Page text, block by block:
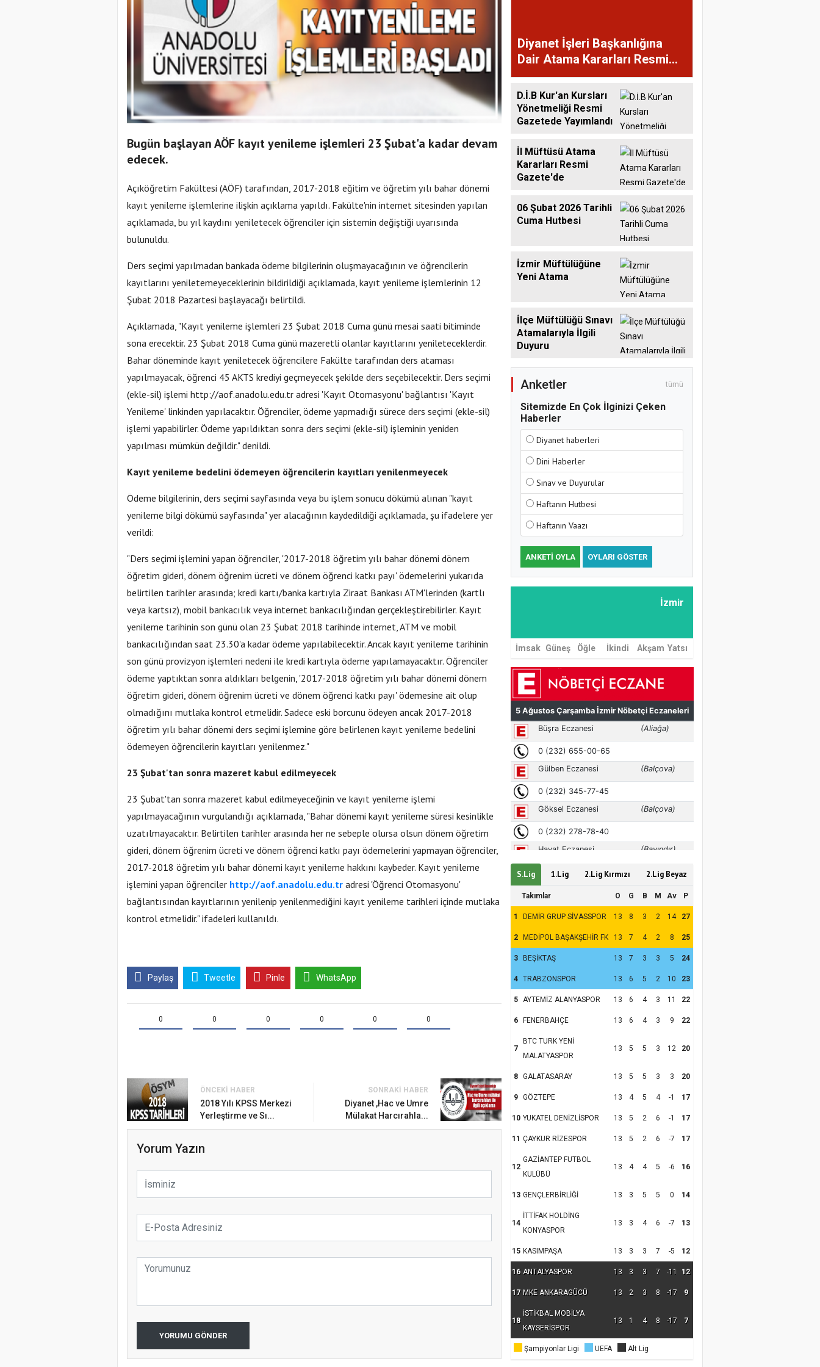
Bugün başlayan AÖF kayıt yenileme işlemleri 23 Şubat'a kadar devam
edecek.
Açıköğretim Fakültesi (AÖF) tarafından, 2017-2018 eğitim ve öğretim yılı bahar dönemi
kayıt yenileme işlemlerine ilişkin açıklama yapıldı. Fakülte'nin internet sitesinden yapılan
açıklamada, bu yıl kaydını yeniletecek öğrenciler için sistemin değiştiği uyarısında
bulunuldu.
Ders seçimi yapılmadan bankada ödeme bilgilerinin oluşmayacağının ve öğrencilerin
kayıtlarını yeniletemeyeceklerinin bildirildiği açıklamada, kayıt yenileme işlemlerinin 12
Şubat 2018 Pazartesi başlayacağı belirtildi.
Açıklamada, "Kayıt yenileme işlemleri 23 Şubat 2018 Cuma günü mesai saati bitiminde
sona erecektir. 23 Şubat 2018 Cuma günü mazeretli olanlar kayıtlarını yenileteceklerdir.
Bahar döneminde kayıt yeniletecek öğrencilere Fakülte tarafından ders ataması
yapılmayacak, öğrenci 45 AKTS krediyi geçmeyecek şekilde ders seçebilecektir. Ders seçimi
(ekle-sil) işlemi http://aof.anadolu.edu.tr adresi 'Kayıt Otomasyonu' bağlantısı 'Kayıt
Yenileme' linkinden yapılacaktır. Öğrenciler, ödeme yapmadığı sürece ders seçimi (ekle-sil)
işlemi yapabilirler. Ödeme yapıldıktan sonra ders seçimi (ekle-sil) işleminin yeniden
yapılması mümkün değildir." denildi.
Kayıt yenileme bedelini ödemeyen öğrencilerin kayıtları yenilenmeyecek
Ödeme bilgilerinin, ders seçimi sayfasında veya bu işlem sonucu dökümü alınan "kayıt
yenileme bilgi dökümü sayfasında" yer alacağının kaydedildiği açıklamada, şu ifadelere yer
verildi:
"Ders seçimi işlemini yapan öğrenciler, '2017-2018 öğretim yılı bahar dönemi dönem
öğretim gideri, dönem öğrenim ücreti ve dönem öğrenci katkı payı' ödemelerini yukarıda
belirtilen tarihler arasında; kredi kartı/banka kartıyla Ziraat Bankası ATM'lerinden (kartlı
veya kartsız), mobil bankacılık veya internet bankacılığından gerçekleştirebilirler. Kayıt
yenileme tarihinin son günü olan 23 Şubat 2018 tarihinde internet, ATM ve mobil
bankacılığından saat 23.30'a kadar ödeme yapılabilecektir. Ancak kayıt yenileme tarihinin
son günü provizyon işlemleri nedeni ile kredi kartıyla ödeme yapılamayacaktır. Öğrenciler
ödeme yaptıktan sonra aldıkları belgenin, '2017-2018 öğretim yılı bahar dönemi dönem
öğretim gideri, dönem öğrenim ücreti ve dönem öğrenci katkı payı' ödemesine ait olup
olmadığını mutlaka kontrol etmelidir. Sadece eski borcunu ödeyen ancak 2017-2018
öğretim yılı bahar dönemi ders seçimi işlemine göre belirlenen kayıt yenileme bedelini
ödemeyen öğrencilerin kayıtları yenilenmez."
23 Şubat'tan sonra mazeret kabul edilmeyecek
23 Şubat'tan sonra mazeret kabul edilmeyeceğinin ve kayıt yenileme işlemi
yapılmayacağının vurgulandığı açıklamada, "Bahar dönemi kayıt yenileme süresi kesinlikle
uzatılmayacaktır. Belirtilen tarihler arasında her ne sebeple olursa olsun dönem öğretim
gideri, dönem öğrenim ücreti ve dönem öğrenci katkı payı ödemelerini yapmayan öğrenciler,
2017-2018 öğretim yılı bahar dönemi kayıt yenileme hakkını kaybeder. Kayıt yenileme
işlemini yapan öğrenciler http://aof.anadolu.edu.tr adresi 'Öğrenci Otomasyonu'
bağlantısından kayıtlarının yenilenip yenilenmediğini kayıt yenileme tarihleri içinde mutlaka
kontrol etmelidir." ifadeleri kullanıldı.
Paylaş Tweetle Pinle WhatsApp
0 0 0 0 0 0
ÖNCEKI HABER
2018 Yılı KPSS Merkezi
Yerleştirme ve Sı...
SONRAKI HABER
Diyanet ,Hac ve Umre
Mülakat Harcırahla...
Yorum Yazın
YORUMU GÖNDER
Samsun Atakum’da Ayasofya Camii
Etkinliği
Türkiye’de insanlar dinle bağlarını
koparıyor mu?
Samsun Atakum’da 15 Temmuz
Programı
Diyanet İşleri Başkanlığına
Dair Atama Kararları Resmi
Gazete'de
D.İ.B Kur'an Kursları
Yönetmeliği Resmi
Gazetede Yayımlandı
İl Müftüsü Atama
Kararları Resmi
Gazete'de
06 Şubat 2026 Tarihli
Cuma Hutbesi
İzmir Müftülüğüne
Yeni Atama
İlçe Müftülüğü Sınavı
Atamalarıyla İlgili
Duyuru
Anketler tümü
Sitemizde En Çok İlginizi Çeken
Haberler
Diyanet haberleri
Dini Haberler
Sınav ve Duyurular
Haftanın Hutbesi
Haftanın Vaazı
ANKETI OYLA OYLARI GÖSTER
İzmir
İmsak Güneş Öğle İkindi Akşam Yatsı
S.Lig 1.Lig 2.Lig Kırmızı 2.Lig Beyaz
Takımlar O G B M Av P
1 DEMİR GRUP SİVASSPOR 13 8 3 2 14 27
2 MEDİPOL BAŞAKŞEHİR FK 13 7 4 2 8 25
3 BEŞİKTAŞ 13 7 3 3 5 24
4 TRABZONSPOR 13 6 5 2 10 23
5 AYTEMİZ ALANYASPOR 13 6 4 3 11 22
6 FENERBAHÇE 13 6 4 3 9 22
7
BTC TURK YENİ
MALATYASPOR
13 5 5 3 12 20
8 GALATASARAY 13 5 5 3 3 20
9 GÖZTEPE 13 4 5 4 -1 17
10 YUKATEL DENİZLİSPOR 13 5 2 6 -1 17
11 ÇAYKUR RİZESPOR 13 5 2 6 -7 17
12
GAZİANTEP FUTBOL
KULÜBÜ
13 4 4 5 -6 16
13 GENÇLERBİRLİĞİ 13 3 5 5 0 14
14
İTTİFAK HOLDİNG
KONYASPOR
13 3 4 6 -7 13
15 KASIMPAŞA 13 3 3 7 -5 12
16 ANTALYASPOR 13 3 3 7 -11 12
17 MKE ANKARAGÜCÜ 13 2 3 8 -17 9
18
İSTİKBAL MOBİLYA
KAYSERİSPOR
13 1 4 8 -17 7
Şampiyonlar Ligi UEFA Alt Lig